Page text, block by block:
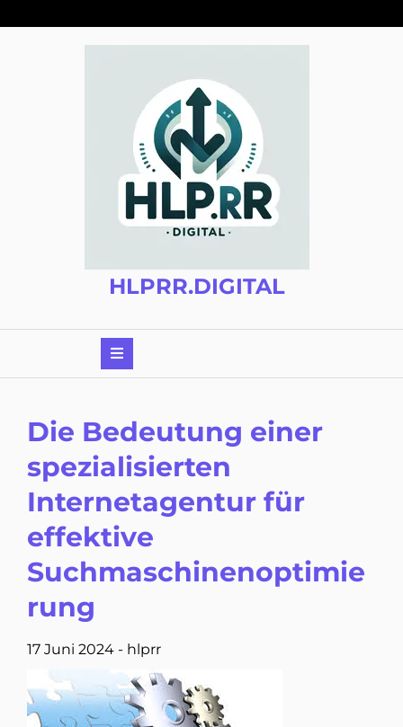
Inhalt
HLPRR.DIGITAL
Die Bedeutung einer
spezialisierten
Internetagentur für
effektive
Suchmaschinenoptimie
rung
17 Juni 2024 - hlprr